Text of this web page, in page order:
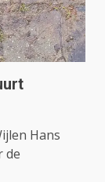
Hans
de